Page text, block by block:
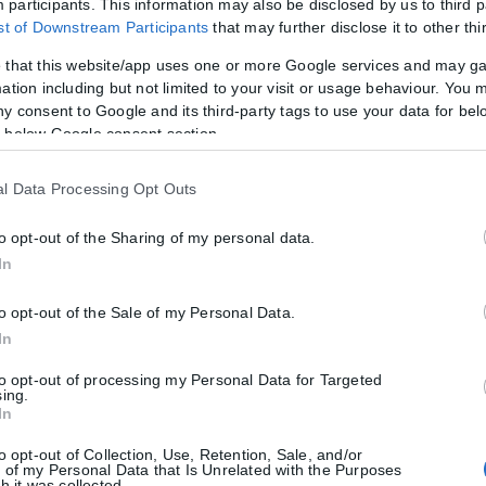
participants. This information may also be disclosed by us to third
of Downstream Participants that may further disclose it to other
that this website/app uses one or more Google services and may
including but not limited to your visit or usage behaviour. You
consent to Google and its third-party tags to use your data for
Google consent section.
Data Processing Opt Outs
opt-out of the Sharing of my personal data.
opt-out of the Sale of my Personal Data.
opt-out of processing my Personal Data for Targeted
opt-out of Collection, Use, Retention, Sale, and/or
of my Personal Data that Is Unrelated with the Purposes
ότι μπορεί να σημαίνει αυτό. Σημασία έχει ότι αυτές τις μέρες
για σας. Έχετε να σκεφτείτε θέματα που αφορούν τα
άλλους, που σας δημιουργεί ακόμη μεγαλύτερο άγχος.
με ευκολία τις καταστάσεις που συμβαίνουν γύρω σας,